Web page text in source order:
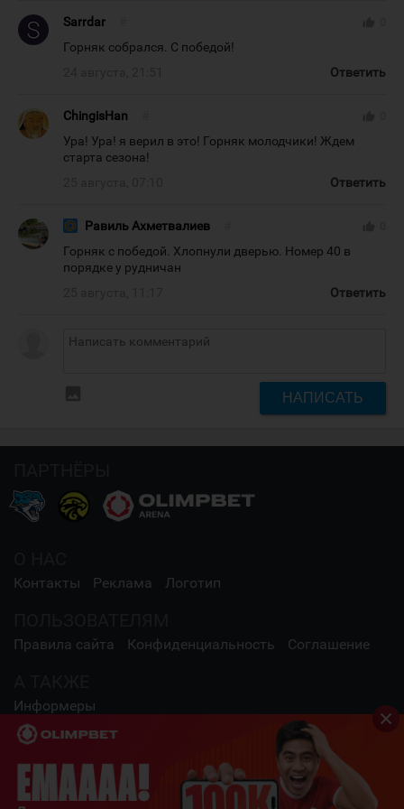
Sarrdar
Горняк собрался. С победой!
Ответить
ChingisHan
Ура! Ура! я верил в это! Горняк молодчики! Ждем
старта сезона!
Ответить
Равиль Ахметвалиев
Горняк с победой. Хлопнули дверью. Номер 40 в
порядке у рудничан
Ответить
НАПИСАТЬ
Контакты Реклама Логотип
Правила сайта Конфиденциальность Соглашение
Информеры
СОЦИАЛЬНЫЕ СЕТИ